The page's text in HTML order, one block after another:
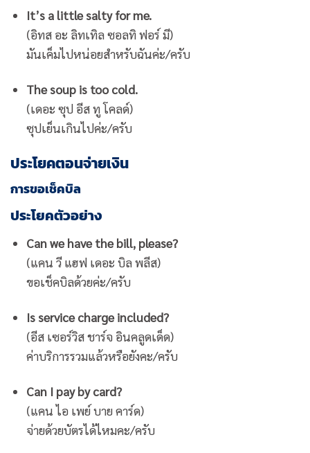
It’s a little salty for me.
(อิทส อะ ลิทเทิล ซอลทิ ฟอร์ มี)
มันเค็มไปหน่อยสำหรับฉันค่ะ/ครับ
The soup is too cold.
(เดอะ ซุป อีส ทู โคลด์)
ซุปเย็นเกินไปค่ะ/ครับ
ประโยคตอนจ่ายเงิน
การขอเช็คบิล
ประโยคตัวอย่าง
Can we have the bill, please?
(แคน วี แฮฟ เดอะ บิล พลีส)
ขอเช็คบิลด้วยค่ะ/ครับ
Is service charge included?
(อีส เซอร์วิส ชาร์จ อินคลูดเด็ด)
ค่าบริการรวมแล้วหรือยังคะ/ครับ
Can I pay by card?
(แคน ไอ เพย์ บาย คาร์ด)
จ่ายด้วยบัตรได้ไหมคะ/ครับ